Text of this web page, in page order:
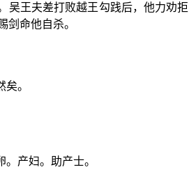
吴王夫差打败越王勾践后，他力劝
剑命他自杀。
。
产妇。助产士。